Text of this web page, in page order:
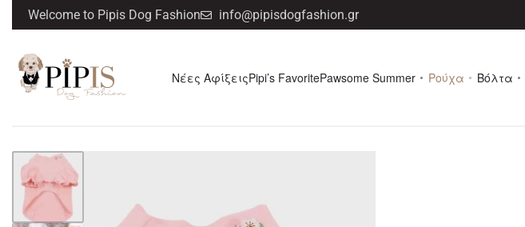
Welcome to Pipis Dog Fashion info@pipisdogfashion.gr
Νέες ΑφίξειςPipi’s FavoritePawsome Summer Ρούχα Βόλτα